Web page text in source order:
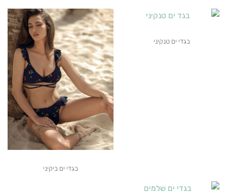
בגדי ים טנקיני
בגדי ים ביקיני